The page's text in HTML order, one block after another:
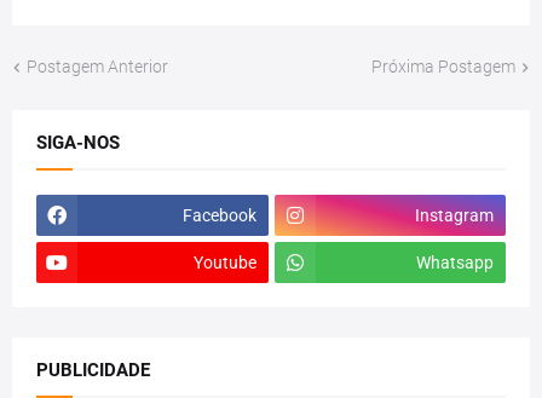
Postagem Anterior Próxima Postagem
SIGA-NOS
Facebook Instagram
Youtube Whatsapp
PUBLICIDADE